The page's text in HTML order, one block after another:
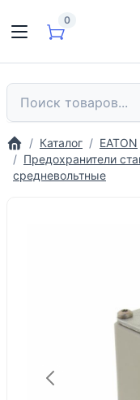
0
Каталог EATON
Предохранители
средневольтные